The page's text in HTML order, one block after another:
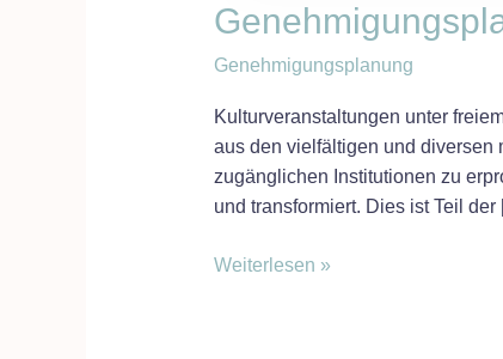
Genehmigungsplanung
Kulturveranstaltungen unter
aus den vielfältigen und diversen
zugänglichen Institutionen zu
und transformiert. Dies ist Teil
Zwischennutzung
Weiterlesen »